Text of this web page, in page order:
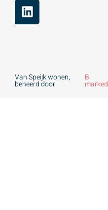
Van Speijk wonen,
beheerd door
B
marked